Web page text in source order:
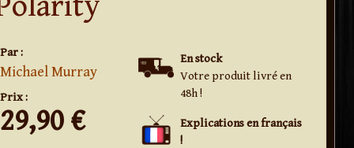
Par :
Michael Murray
Prix :
29,90 €
En stock
Votre produit livré en
48h !
Explications en français
!